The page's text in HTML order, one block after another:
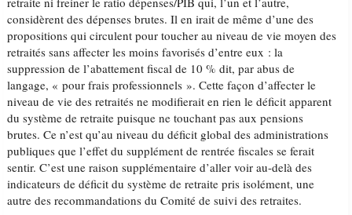
considèrent des dépenses brutes. Il en irait de même d’une des
propositions qui circulent pour toucher au niveau de vie moyen des
retraités sans affecter les moins favorisés d’entre eux : la
suppression de l’abattement fiscal de 10 % dit, par abus de
langage, « pour frais professionnels ». Cette façon d’affecter le
niveau de vie des retraités ne modifierait en rien le déficit apparent
du système de retraite puisque ne touchant pas aux pensions
brutes. Ce n’est qu’au niveau du déficit global des administrations
publiques que l’effet du supplément de rentrée fiscales se ferait
sentir. C’est une raison supplémentaire d’aller voir au-delà des
indicateurs de déficit du système de retraite pris isolément, une
autre des recommandations du Comité de suivi des retraites.